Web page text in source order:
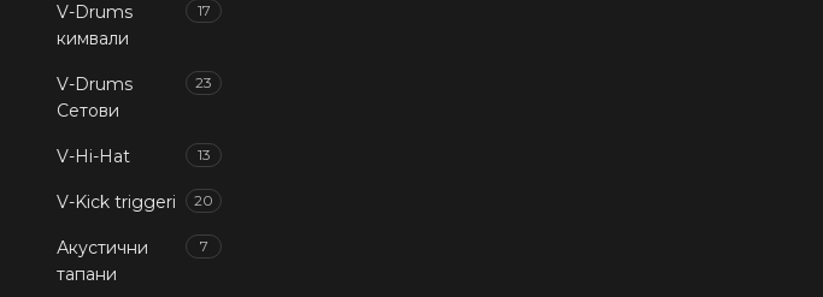
V-Drums
кимвали
17
V-Drums
Сетови
23
V-Hi-Hat 13
V-Kick triggeri 20
Акустични
тапани
7